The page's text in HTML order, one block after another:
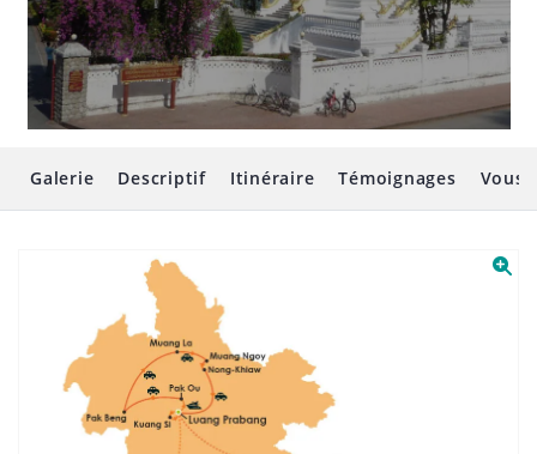
Galerie Descriptif Itinéraire Témoignages Vous